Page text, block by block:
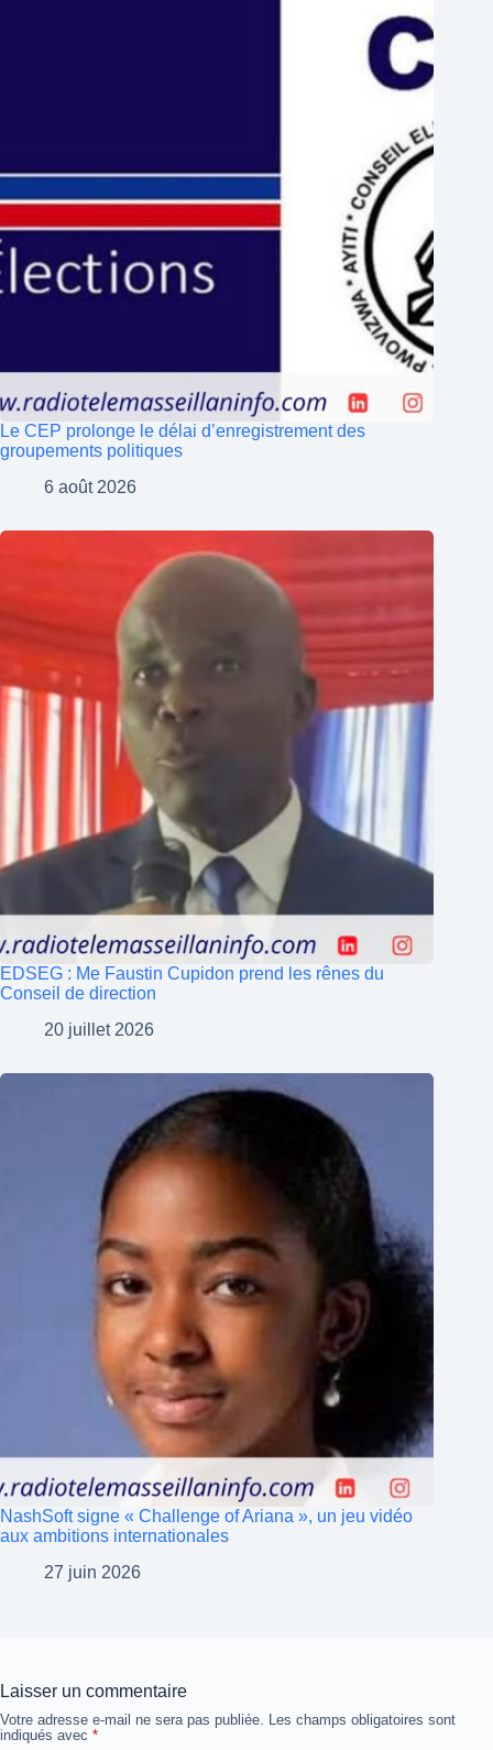
Le CEP prolonge le délai d’enregistrement des
groupements politiques
6 août 2026
EDSEG : Me Faustin Cupidon prend les rênes du
Conseil de direction
20 juillet 2026
NashSoft signe « Challenge of Ariana », un jeu vidéo
aux ambitions internationales
27 juin 2026
Laisser un commentaire
Votre adresse e-mail ne sera pas publiée.
Les champs obligatoires sont
indiqués avec *